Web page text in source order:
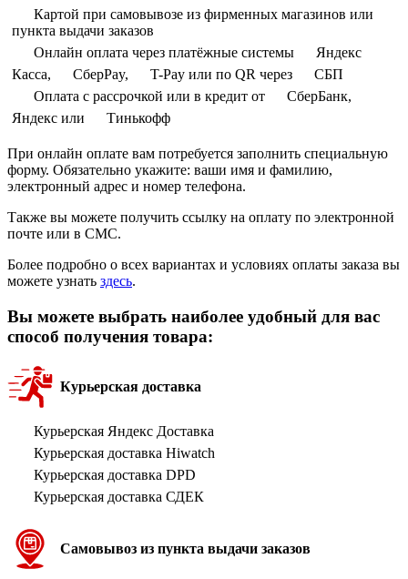
Картой при самовывозе из фирменных магазинов или
пункта выдачи заказов
Онлайн оплата через платёжные системы
Яндекс
Касса,
СберPay, T-Pay или по QR через
СБП
Оплата с рассрочкой или в кредит от
СберБанк,
Яндекс или
Тинькофф
При онлайн оплате вам потребуется заполнить специальную
форму. Обязательно укажите: ваши имя и фамилию,
электронный адрес и номер телефона.
Также вы можете получить ссылку на оплату по электронной
почте или в СМС.
Более подробно о всех вариантах и условиях оплаты заказа вы
можете узнать здесь.
Вы можете выбрать наиболее удобный для вас
способ получения товара:
Курьерская доставка
Курьерская Яндекс Доставка
Курьерская доставка Hiwatch
Курьерская доставка DPD
Курьерская доставка СДЕК
Самовывоз из пункта выдачи заказов